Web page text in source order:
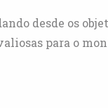
desde os
para o